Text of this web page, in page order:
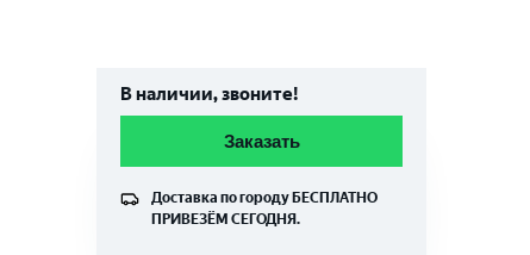
В наличии, звоните!
Заказать
Доставка по городу БЕСПЛАТНО
ПРИВЕЗЁМ СЕГОДНЯ.